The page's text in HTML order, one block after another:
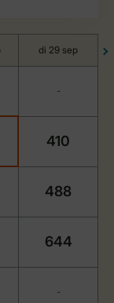
di 29 sep
-
410
488
644
-